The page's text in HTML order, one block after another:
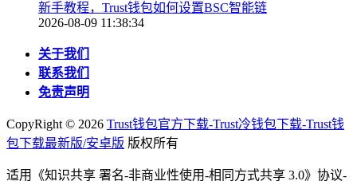
新手教程，Trust钱包如何设置BSC智能链
2026-08-09 11:38:34
关于我们
联系我们
免责声明
CopyRight © 2026 Trust钱包官方下载-Trust冷钱包下载-Trust钱
包下载最新版/安卓版 版权所有
适用《知识共享 署名-非商业性使用-相同方式共享 3.0》协议-